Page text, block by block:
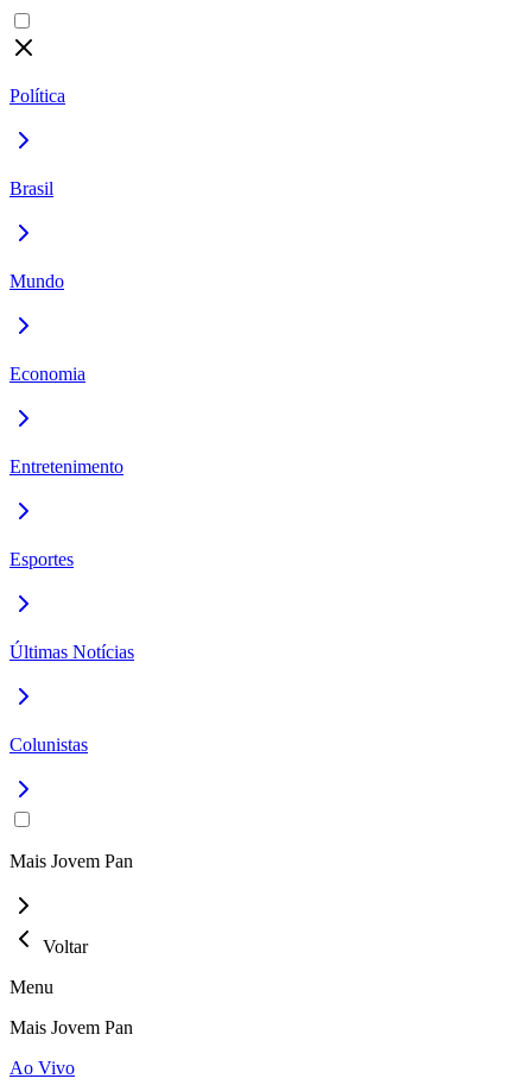
Política
Brasil
Mundo
Economia
Entretenimento
Esportes
Últimas Notícias
Colunistas
Mais Jovem Pan
Voltar
Menu
Mais Jovem Pan
Ao Vivo